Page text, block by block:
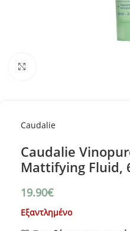
Caudalie
Caudalie
Mattifying Fluid,
19.90€
Εξαντλημένο